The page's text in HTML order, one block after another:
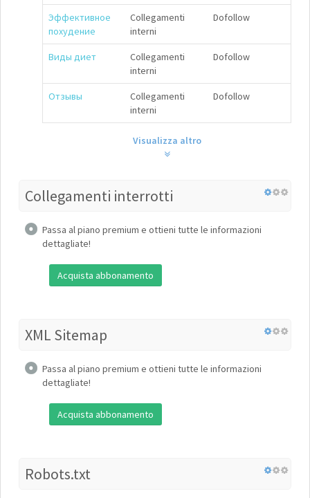
Эффективное
похудение
Collegamenti
interni
Dofollow
Виды диет
Collegamenti
interni
Dofollow
Отзывы
Collegamenti
interni
Dofollow
Visualizza altro
Collegamenti interrotti
Passa al piano premium e ottieni tutte le informazioni
dettagliate!
Acquista abbonamento
XML Sitemap
Passa al piano premium e ottieni tutte le informazioni
dettagliate!
Acquista abbonamento
Robots.txt